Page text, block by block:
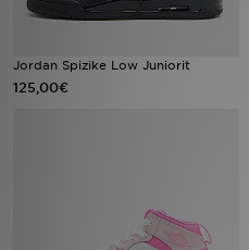
Jordan Spizike Low Juniorit
125,00€
Inspiroidu
Jalkapallo